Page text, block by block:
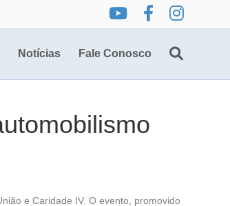
Notícias Fale Conosco
e Caridade IV. O evento, promovido